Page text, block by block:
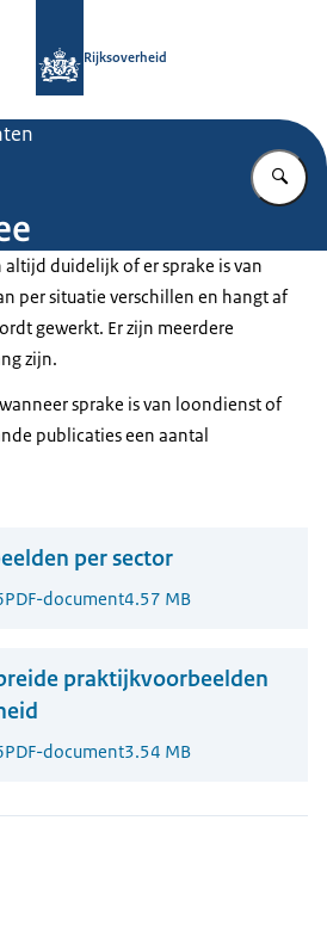
Rijksoverheid
duidelijk of er sprake is van
per situatie verschillen en hangt af
gewerkt. Er zijn meerdere
zijn.
sprake is van loondienst of
publicaties een aantal
per sector
PDF-document4.57 MB
praktijkvoorbeelden
PDF-document3.54 MB